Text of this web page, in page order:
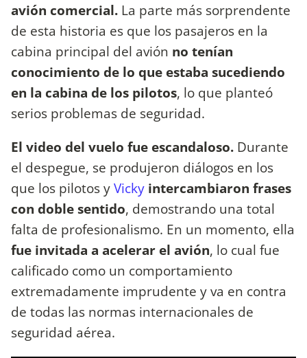
avión comercial. La parte más sorprendente
de esta historia es que los pasajeros en la
cabina principal del avión no tenían
conocimiento de lo que estaba sucediendo
en la cabina de los pilotos, lo que planteó
serios problemas de seguridad.
El video del vuelo fue escandaloso. Durante
el despegue, se produjeron diálogos en los
que los pilotos yVicky intercambiaron frases
con doble sentido, demostrando una total
falta de profesionalismo. En un momento, ella
fue invitada a acelerar el avión, lo cual fue
calificado como un comportamiento
extremadamente imprudente y va en contra
de todas las normas internacionales de
seguridad aérea.